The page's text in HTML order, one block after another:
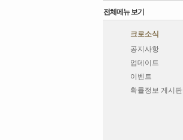
전체메뉴 보기
크로소식
공지사항
업데이트
이벤트
확률정보 게시판